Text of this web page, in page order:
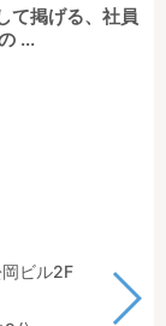
て掲げる、社員
...
ビル2F